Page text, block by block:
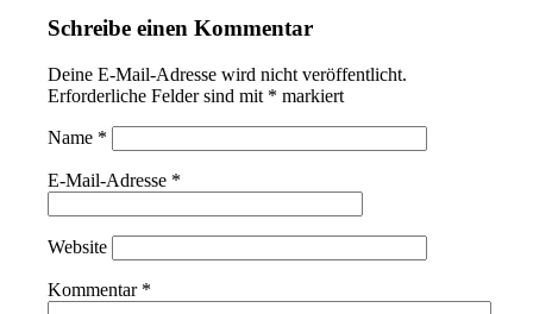
Schreibe einen Kommentar
Deine E-Mail-Adresse wird nicht veröffentlicht.
Erforderliche Felder sind mit * markiert
Name *
E-Mail-Adresse *
Website
Kommentar *